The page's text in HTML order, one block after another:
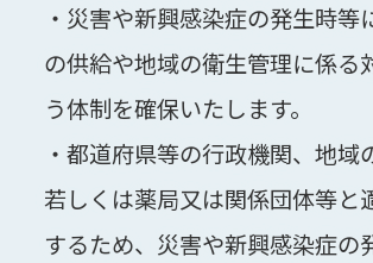
・災害や新興感染症の発生時等
の供給や地域の衛生管理に係る
う体制を確保いたします。
・都道府県等の行政機関、地域
若しくは薬局又は関係団体等と
するため、災害や新興感染症の